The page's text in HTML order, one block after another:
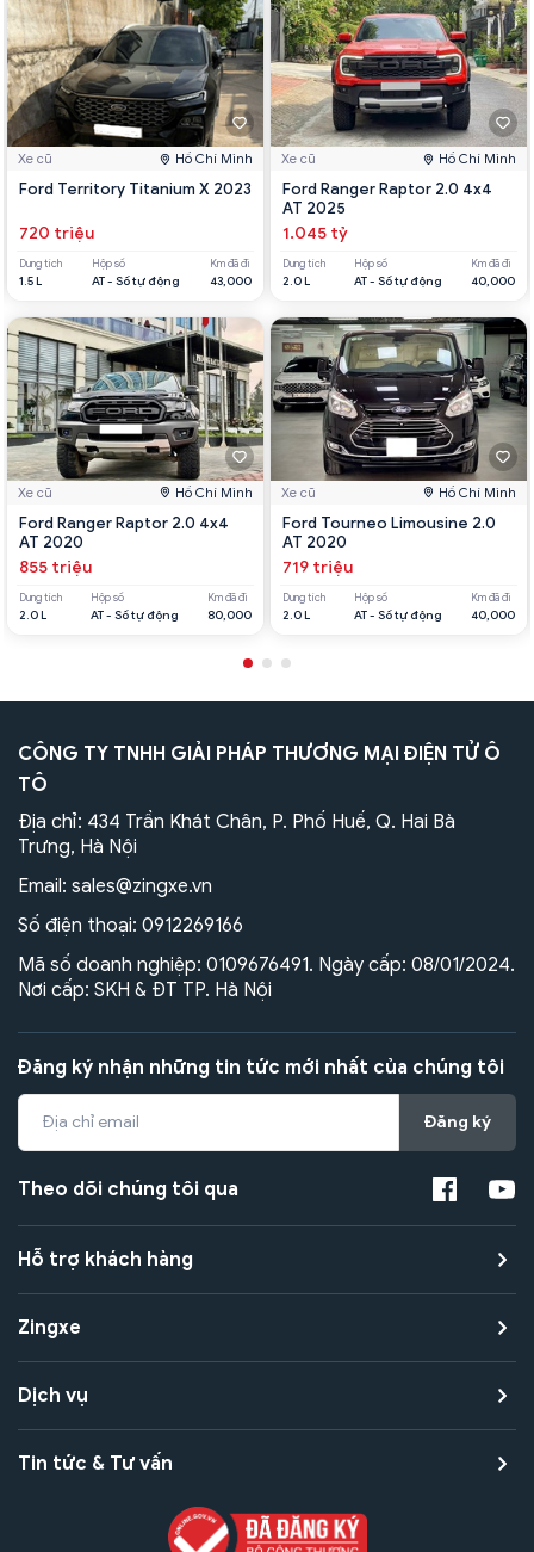
Xe cũ Hồ Chí Minh
Ford Territory Titanium X 2023
720 triệu
Dung tích
1.5 L
Hộp số
AT - Số tự động
Km đã đi
43,000
Xe cũ Hồ Chí Minh
Ford Ranger Raptor 2.0 4x4
AT 2020
855 triệu
Dung tích
2.0 L
Hộp số
AT - Số tự động
Km đã đi
80,000
Xe cũ Hồ Chí Minh
Ford Ranger Raptor 2.0 4x4
AT 2025
1.045 tỷ
Dung tích
2.0 L
Hộp số
AT - Số tự động
Km đã đi
40,000
Xe cũ Hồ Chí Minh
Ford Tourneo Limousine 2.0
AT 2020
719 triệu
Dung tích
2.0 L
Hộp số
AT - Số tự động
Km đã đi
40,000
CÔNG TY TNHH GIẢI PHÁP THƯƠNG MẠI ĐIỆN TỬ Ô
TÔ
Địa chỉ: 434 Trần Khát Chân, P. Phố Huế, Q. Hai Bà
Trưng, Hà Nội
Email: sales@zingxe.vn
Số điện thoại: 0912269166
Mã số doanh nghiệp: 0109676491. Ngày cấp: 08/01/2024.
Nơi cấp: SKH & ĐT TP. Hà Nội
Đăng ký nhận những tin tức mới nhất của chúng tôi
Đăng ký
Theo dõi chúng tôi qua
Hỗ trợ khách hàng
Zingxe
Dịch vụ
Tin tức & Tư vấn